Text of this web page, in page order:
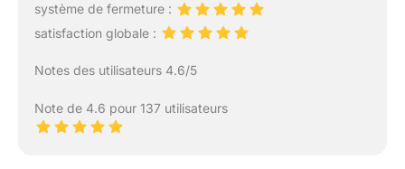
système de fermeture :
satisfaction globale :
Notes des utilisateurs 4.6/5
Note de 4.6 pour 137 utilisateurs